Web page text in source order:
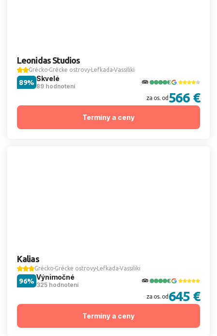
Leonidas Studios
Grécko Grécke ostrovy Lefkada Vassiliki
Skvelé
89 hodnotení
89%
za os. od 566 €
Termíny a ceny
Kalias
Grécko Grécke ostrovy Lefkada Vassiliki
Výnimočné
325 hodnotení
96%
za os. od 645 €
Termíny a ceny